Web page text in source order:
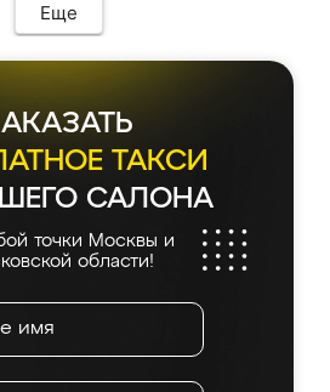
Еще
ТАКСИ
САЛОНА
точки Москвы и
области!